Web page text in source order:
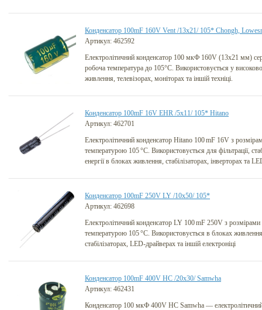
Конденсатор 100mF 160V Vent /13x21/ 105* Chongh, Lowesr
Артикул: 462592
Електролітичний конденсатор 100 мкФ 160V (13x21 мм)
робоча температура до 105°C. Використовується у
живлення, телевізорах, моніторах та іншій техніці.
Конденсатор 100mF 16V EHR /5x11/ 105* Hitano
Артикул: 462701
Електролітичний конденсатор Hitano 100 mF 16V з
температурою 105 °C. Використовується для фільтрації,
енергії в блоках живлення, стабілізаторах, інверторах та
Конденсатор 100mF 250V LY /10x50/ 105*
Артикул: 462698
Електролітичний конденсатор LY 100 mF 250V з
температурою 105 °C. Використовується в блоках
стабілізаторах, LED-драйверах та іншій електроніці
Конденсатор 100mF 400V HC /20x30/ Samwha
Артикул: 462431
Конденсатор 100 мкФ 400V HC Samwha —